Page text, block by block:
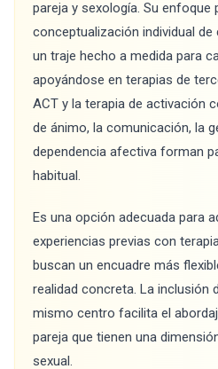
pareja y sexología. Su enfoque
conceptualización individual
un traje hecho a medida para
apoyándose en terapias de
ACT y la terapia de activación
de ánimo, la comunicación, la
dependencia afectiva forman
habitual.
Es una opción adecuada para
experiencias previas con
buscan un encuadre más
realidad concreta. La inclusión
mismo centro facilita el
pareja que tienen una
sexual.